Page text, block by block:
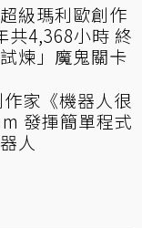
級瑪利歐創作
共4,368小時 終
煉」魔鬼關卡
家《機器人很
發揮簡單程式
人